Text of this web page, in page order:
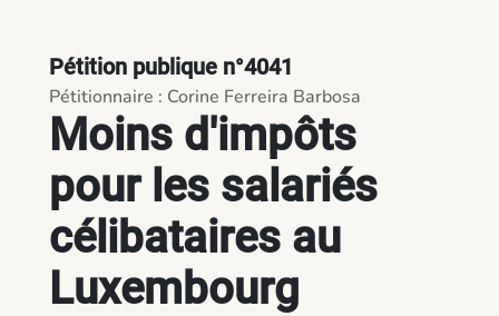
Moins d'impôts
pour les salariés
célibataires au
Luxembourg
Pétition publique n°4041
Pétitionnaire : Corine Ferreira Barbosa